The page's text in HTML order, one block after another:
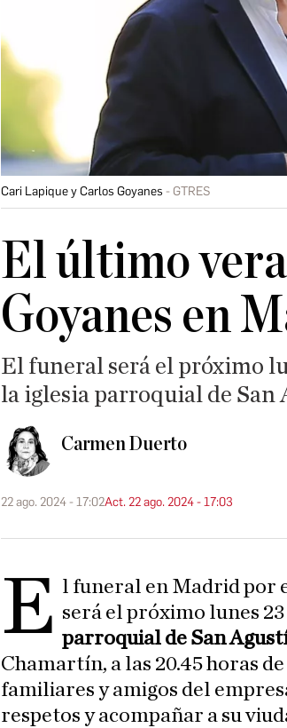
Cari Lapique y Carlos Goyanes GTRES
El último
Goyanes en
El funeral será el próximo
la iglesia parroquial de San
Carmen Duerto
22 ago. 2024 - 17:02Act. 22 ago. 2024 - 17:03
E l funeral en Madrid por
será el próximo lunes
parroquial de San
Chamartín, a las 20.45 horas
familiares y amigos del
respetos y acompañar a su